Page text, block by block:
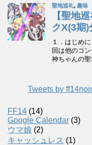
Tweets by
FF14 (14)
Google Calendar (3)
ウマ娘 (2)
キャッシュレス (1)